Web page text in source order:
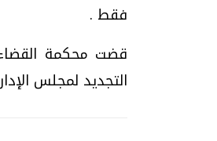
فقط .
قضت محكمة القضاء
التجديد لمجلس